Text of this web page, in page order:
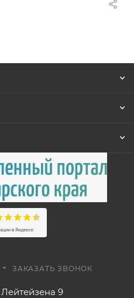
ЗАКАЗАТЬ ЗВОНОК
Лейтейзена 9